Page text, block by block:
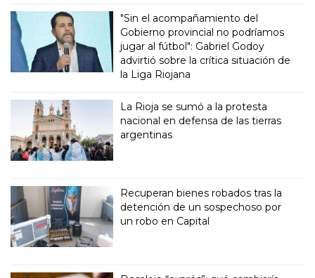
"Sin el acompañamiento del
Gobierno provincial no podríamos
jugar al fútbol": Gabriel Godoy
advirtió sobre la crítica situación de
la Liga Riojana
La Rioja se sumó a la protesta
nacional en defensa de las tierras
argentinas
Recuperan bienes robados tras la
detención de un sospechoso por
un robo en Capital